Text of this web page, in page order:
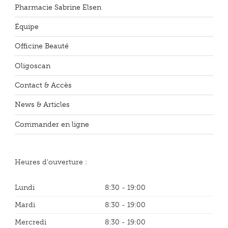
Pharmacie Sabrine Elsen
Équipe
Officine Beauté
Oligoscan
Contact & Accès
News & Articles
Commander en ligne
Heures d'ouverture :
Lundi
8:30 - 19:00
Mardi
8:30 - 19:00
Mercredi
8:30 - 19:00